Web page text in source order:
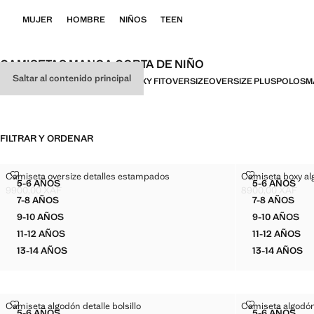
Saltar al contenido principal
MUJER HOMBRE NIÑOS TEEN
CAMISETAS MANGA CORTA DE NIÑO
TODOMANGA CORTABÁSICASBOXY FITOVERSIZEOVERSIZE PLUSPOLOS
FILTRAR Y ORDENAR
Tallas
5-6 AÑOSCAMISETA OVERSIZE DETALLES ESTAMPADOS
7-8 AÑOSCAMISETA OVERSIZE DETALLES ESTAMPADOS
9-10 AÑOSCAMISETA OVERSIZE DETALLES ESTAMPADOS
11-12 AÑOSCAMISETA OVERSIZE DETALLES ESTAMPADOS
13-14 AÑOSCAMISETA OVERSIZE DETALLES ESTAMPADOS
Camiseta oversize detalles estampados
CAMISETA OVERSIZE DETALLES ESTAMPADOS
Precio actual [9900,00 XAF ]
9900,00 XAF
Tallas
5-6 AÑOS
7-8 AÑOS
9-10 AÑOS
11-12 AÑOS
13-14 AÑOS
Camiseta boxy
CAMISETA
Precio actual
8900,00 XAF
Tallas
Camiseta algodón detalle bolsillo
CAMISETA ALGODÓN DETALLE BOLSILLO
Tallas
Camiseta
CAMISETA